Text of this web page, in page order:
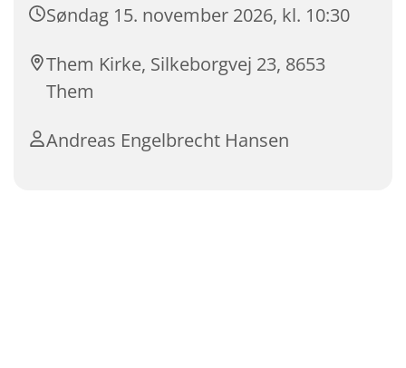
Søndag 15. november 2026, kl. 10:30
Them Kirke, Silkeborgvej 23, 8653
Them
Andreas Engelbrecht Hansen